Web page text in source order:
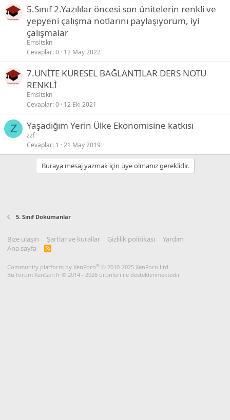
5.Sınıf 2.Yazılılar öncesi son ünitelerin renkli ve
yepyeni çalışma notlarını paylaşıyorum, iyi
çalışmalar
Emsltskn
Cevaplar 0 12 May 2022
7.ÜNİTE KÜRESEL BAĞLANTILAR DERS NOTU
RENKLİ
Emsltskn
Cevaplar 0 12 Eki 2021
Z Yaşadığım Yerin Ülke Ekonomisine katkısı
zzf
Cevaplar 1 21 May 2019
Buraya mesaj yazmak için üye olmanız gereklidir.
5. Sınıf Dokümanlar
Bize ulaşın Şartlar ve kurallar Gizlilik politikası
Yardım
Ana sayfa
R
Community platform by XenForo® © 2010-2025 XenForo Ltd.
Bu forum XenGenTr © 2014 - 2026 ürünleri ile desteklenmektedir